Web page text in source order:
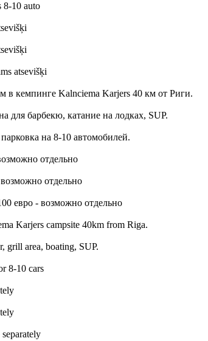
8-10 auto
atsevišķi
в кемпинге Kalnciema Karjers 40 км от Риги.
для барбекю, катание на лодках, SUP.
на 8-10 автомобилей.
отдельно
отдельно
евро - возможно отдельно
Karjers campsite 40km from Riga.
grill area, boating, SUP.
8-10 cars